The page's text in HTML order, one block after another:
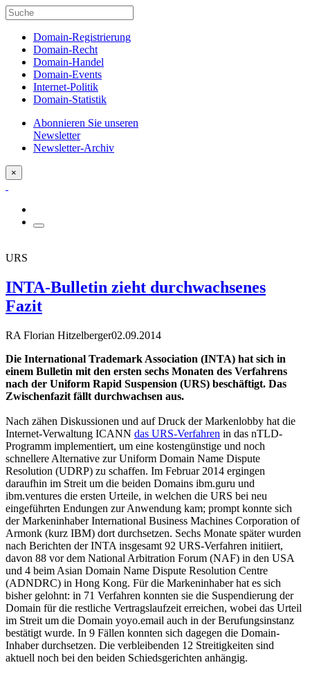
Domain-Registrierung
Domain-Recht
Domain-Handel
Domain-Events
Internet-Politik
Domain-Statistik
Abonnieren Sie unseren
Newsletter
Newsletter-Archiv
×
URS
INTA-Bulletin zieht durchwachsenes
Fazit
RA Florian Hitzelberger02.09.2014
Die International Trademark Association (INTA) hat sich in
einem Bulletin mit den ersten sechs Monaten des Verfahrens
nach der Uniform Rapid Suspension (URS) beschäftigt. Das
Zwischenfazit fällt durchwachsen aus.
Nach zähen Diskussionen und auf Druck der Markenlobby hat die
Internet-Verwaltung ICANN das URS-Verfahren in das nTLD-
Programm implementiert, um eine kostengünstige und noch
schnellere Alternative zur Uniform Domain Name Dispute
Resolution (UDRP) zu schaffen. Im Februar 2014 ergingen
daraufhin im Streit um die beiden Domains ibm.guru und
ibm.ventures die ersten Urteile, in welchen die URS bei neu
eingeführten Endungen zur Anwendung kam; prompt konnte sich
der Markeninhaber International Business Machines Corporation of
Armonk (kurz IBM) dort durchsetzen. Sechs Monate später wurden
nach Berichten der INTA insgesamt 92 URS-Verfahren initiiert,
davon 88 vor dem National Arbitration Forum (NAF) in den USA
und 4 beim Asian Domain Name Dispute Resolution Centre
(ADNDRC) in Hong Kong. Für die Markeninhaber hat es sich
bisher gelohnt: in 71 Verfahren konnten sie die Suspendierung der
Domain für die restliche Vertragslaufzeit erreichen, wobei das Urteil
im Streit um die Domain yoyo.email auch in der Berufungsinstanz
bestätigt wurde. In 9 Fällen konnten sich dagegen die Domain-
Inhaber durchsetzen. Die verbleibenden 12 Streitigkeiten sind
aktuell noch bei den beiden Schiedsgerichten anhängig.